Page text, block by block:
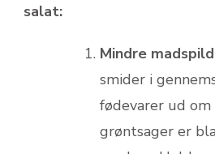
salat:
Mindre
smider i
fødevarer ud om
grøntsager er